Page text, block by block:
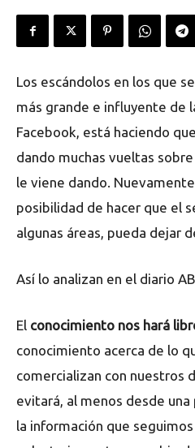
Los escándolos en los que
más grande e influyente de
Facebook, está haciendo
dando muchas vueltas
le viene dando.
posibilidad de hacer que el
algunas áreas, pueda dejar
Así lo analizan en el diario
El conocimiento nos hará
conocimiento acerca de lo
comercializan con nuestros
evitará, al menos desde
la información que